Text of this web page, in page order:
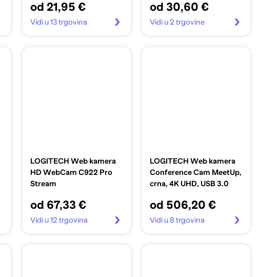
od 21,95 €
Vidi u 13 trgovina
od 30,60 €
Vidi u 2 trgovine
LOGITECH Web kamera
HD WebCam C922 Pro
Stream
od 67,33 €
Vidi u 12 trgovina
LOGITECH Web kamera
Conference Cam MeetUp,
crna, 4K UHD, USB 3.0
od 506,20 €
Vidi u 8 trgovina